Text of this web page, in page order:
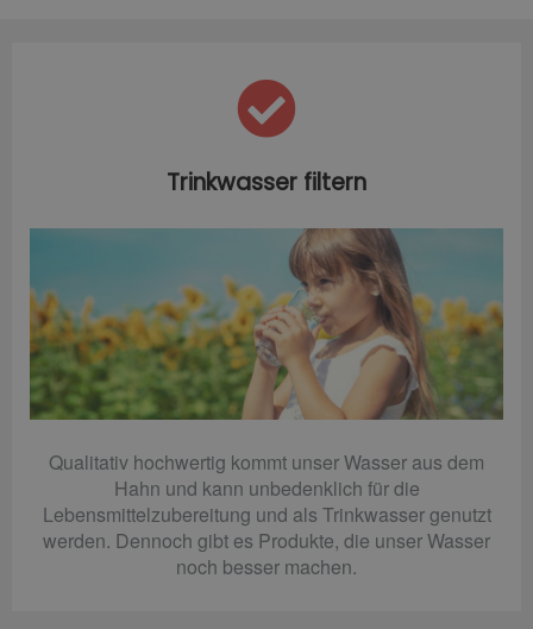
Trinkwasser filtern
Qualitativ hochwertig kommt unser Wasser aus dem
Hahn und kann unbedenklich für die
Lebensmittelzubereitung und als Trinkwasser genutzt
werden. Dennoch gibt es Produkte, die unser Wasser
noch besser machen.